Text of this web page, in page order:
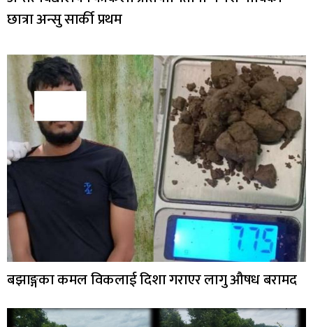
छात्रा अन्सु सार्की प्रथम
बझाङ्गका कमल विकलाई दिशा गराएर लागु औषध बरामद